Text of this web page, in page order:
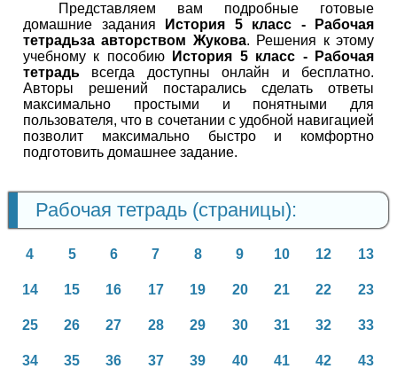
Представляем вам подробные готовые
домашние задания
История 5 класc - Рабочая
тетрадьза авторством Жукова. Решения к этому
учебному к пособию
История 5 класc - Рабочая
тетрадь всегда доступны онлайн и бесплатно.
Авторы решений постарались сделать ответы
максимально простыми и понятными для
пользователя, что в сочетании с удобной навигацией
позволит максимально быстро и комфортно
подготовить домашнее задание.
Рабочая тетрадь (страницы):
4 5 6 7 8 9 10 12 13
14 15 16 17 19 20 21 22 23
25 26 27 28 29 30 31 32 33
34 35 36 37 39 40 41 42 43